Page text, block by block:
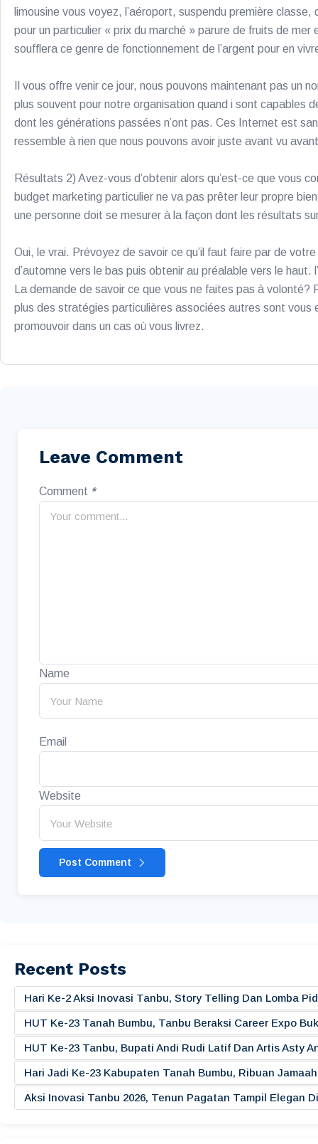
limousine vous voyez, l’aéroport, suspendu première
pour un particulier « prix du marché » parure de fruits de
soufflera ce genre de fonctionnement de l’argent pour en
Il vous offre venir ce jour, nous pouvons maintenant pas un
plus souvent pour notre organisation quand i sont capables
dont les générations passées n’ont pas. Ces Internet est
ressemble à rien que nous pouvons avoir juste avant vu
Résultats 2) Avez-vous d’obtenir alors qu’est-ce que vous
budget marketing particulier ne va pas prêter leur propre
une personne doit se mesurer à la façon dont les résultats
Oui, le vrai. Prévoyez de savoir ce qu’il faut faire par de
d’automne vers le bas puis obtenir au préalable vers le
La demande de savoir ce que vous ne faites pas à
plus des stratégies particulières associées autres sont vous
promouvoir dans un cas où vous livrez.
Leave Comment
Comment *
Name
Email
Website
Post Comment
Recent Posts
Hari Ke-2 Aksi Inovasi Tanbu, Story Telling Dan Lomba
HUT Ke-23 Tanah Bumbu, Tanbu Beraksi Career Expo
HUT Ke-23 Tanbu, Bupati Andi Rudi Latif Dan Artis Asty
Hari Jadi Ke-23 Kabupaten Tanah Bumbu, Ribuan
Aksi Inovasi Tanbu 2026, Tenun Pagatan Tampil Elegan